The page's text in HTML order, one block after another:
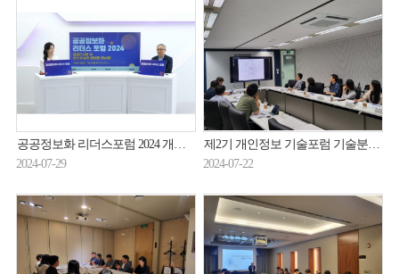
공공정보화 리더스포럼 2024 개최(24.07.25.)
2024-07-29
제2기 개인정보 기술포럼 기술분과 보고서 작성 소분과위원회 개최(24.7.18.)
2024-07-22